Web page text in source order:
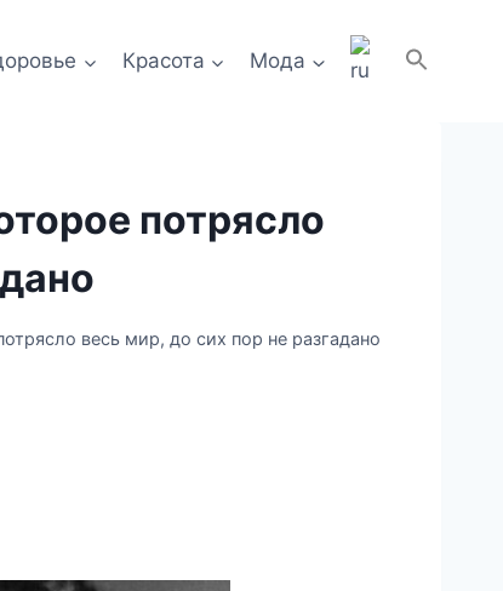
Красота Мода
потрясло
весь мир, до сих пор не разгадано